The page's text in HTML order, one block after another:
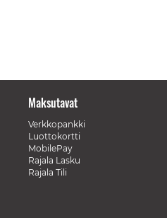
Maksutavat
Verkkopankki
Luottokortti
MobilePay
Rajala Lasku
Rajala Tili